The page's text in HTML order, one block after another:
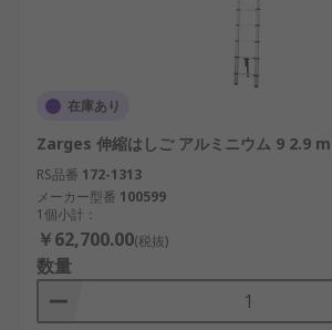
縮式の部分により、すばやく安全に高
伸縮式はしごの構造
テレスコピックはしごは通常、耐摩耗
ミニウム製の支柱が使われています。
止めの踏み板と滑り止め脚が、使用時
るのを防ぎます。 アルミ製は、手頃な
ことで、家庭用に好まれています。
しごは電気を通しやすく、 危険を伴
ます。
在庫あり
Zarges 伸縮はしご アルミニウム 9 2.9 m
RS品番 172-1313
メーカー型番 100599
1個小計：
￥62,700.00(税抜)
数量